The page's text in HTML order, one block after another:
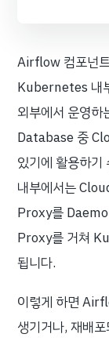
Airflow 컴포넌
Kubernetes 내
외부에서 운영하
Database 중
있기에 활용하기
내부에서는
Proxy를
Proxy를 거쳐
됩니다.
이렇게 하면
생기거나, 재배